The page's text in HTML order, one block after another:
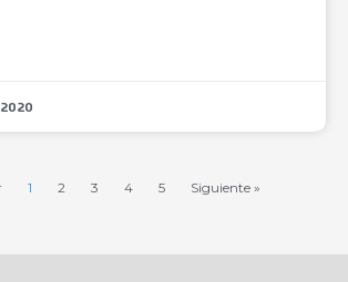
1 2 3 4 5 Siguiente »